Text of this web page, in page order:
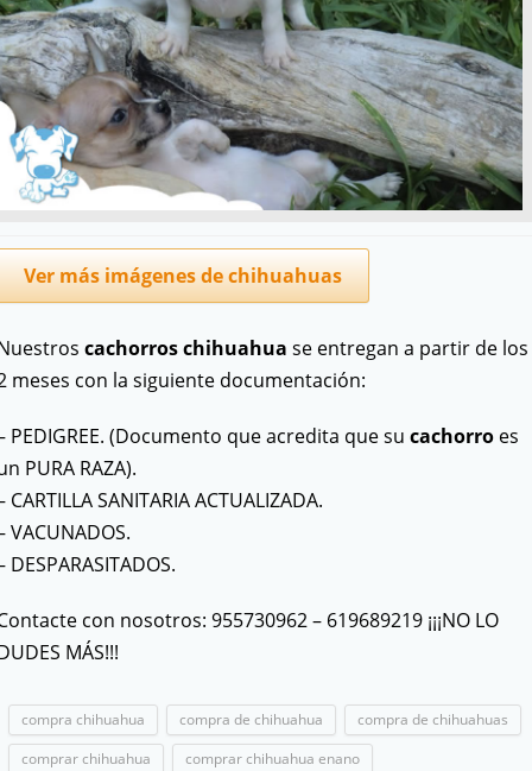
Ver más imágenes de chihuahuas
cachorros chihuahua se entregan a partir de los
meses con la siguiente documentación:
PEDIGREE. (Documento que acredita que su cachorroes
PURA RAZA).
CARTILLA SANITARIA ACTUALIZADA.
VACUNADOS.
DESPARASITADOS.
con nosotros: 955730962 – 619689219 ¡¡¡NO LO
MÁS!!!
compra chihuahua compra de chihuahua
compra de chihuahuas
comprar chihuahua
comprar chihuahua enano